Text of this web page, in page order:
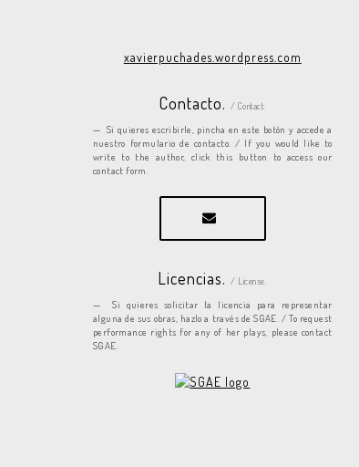
xavierpuchades.wordpress.com
Contacto. / Contact.
Si quieres escribirle, pincha en este botón y accede a
nuestro formulario de contacto. / If you would like to
write to the author, click this button to access our
contact form.
Licencias./ License.
Si quieres solicitar la licencia para representar
alguna de sus obras, hazlo a través de SGAE. / To request
performance rights for any of her plays, please contact
SGAE.